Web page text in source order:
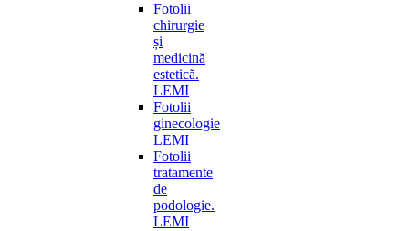
Fotolii
chirurgie
și
medicină
estetică.
LEMI
Fotolii
ginecologie
LEMI
Fotolii
tratamente
de
podologie.
LEMI